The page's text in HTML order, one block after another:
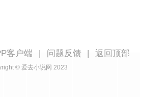
客户端 问题反馈 返回顶部
© 爱去小说网 2023